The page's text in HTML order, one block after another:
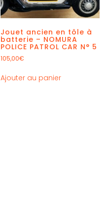
Jouet ancien en tôle à
batterie – NOMURA
POLICE PATROL CAR N° 5
105,00€
Ajouter au panier